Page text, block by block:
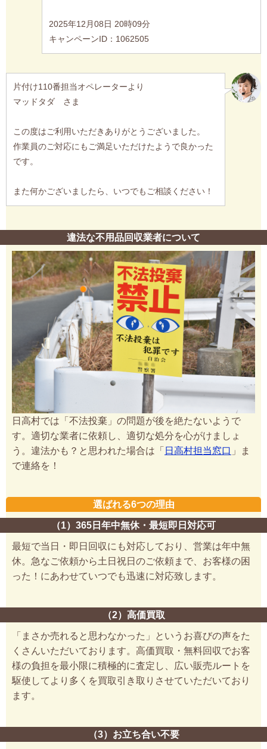
2025年12月08日 20時09分
キャンペーンID：1062505
片付け110番担当オペレーターより
マッドタダ さま
この度はご利用いただきありがとうございました。
作業員のご対応にもご満足いただけたようで良かった
です。
また何かございましたら、いつでもご相談ください！
違法な不用品回収業者について
日高村では「不法投棄」の問題が後を絶たないようで
す。適切な業者に依頼し、適切な処分を心がけましょ
う。違法かも？と思われた場合は「 日高村担当窓口 」ま
で連絡を！
選ばれる6つの理由
（1）365日年中無休・最短即日対応可
最短で当日・即日回収にも対応しており、営業は年中無
休。急なご依頼から土日祝日のご依頼まで、お客様の困
った！にあわせていつでも迅速に対応致します。
（2）高価買取
「まさか売れると思わなかった」というお喜びの声をた
くさんいただいております。高価買取・無料回収でお客
様の負担を最小限に積極的に査定し、広い販売ルートを
駆使してより多くを買取引き取りさせていただいており
ます。
（3）お立ち合い不要